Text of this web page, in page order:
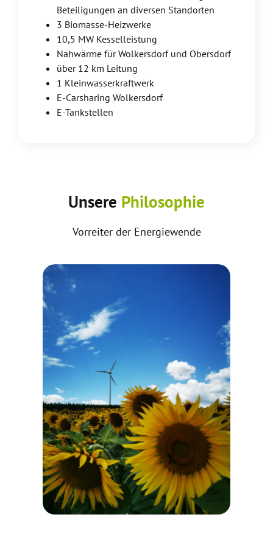
Beteiligungen an diversen Standorten
3 Biomasse-Heizwerke
10,5 MW Kesselleistung
Nahwärme für Wolkersdorf und Obersdorf
über 12 km Leitung
1 Kleinwasserkraftwerk
E-Carsharing Wolkersdorf
E-Tankstellen
Unsere Philosophie
Vorreiter der Energiewende